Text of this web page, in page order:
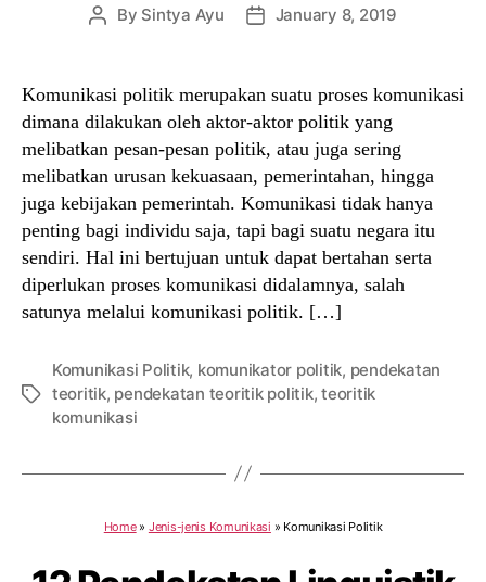
Post
By Sintya Ayu
PostJanuary 8, 2019
Komunikasi politik merupakan suatu proses komunikasi
dimana dilakukan oleh aktor-aktor politik yang
melibatkan pesan-pesan politik, atau juga sering
melibatkan urusan kekuasaan, pemerintahan, hingga
juga kebijakan pemerintah. Komunikasi tidak hanya
penting bagi individu saja, tapi bagi suatu negara itu
sendiri. Hal ini bertujuan untuk dapat bertahan serta
diperlukan proses komunikasi didalamnya, salah
satunya melalui komunikasi politik. […]
Tags
Komunikasi Politik, komunikator politik, pendekatan
teoritik, pendekatan teoritik politik,teoritik
komunikasi
Home» Jenis-jenis Komunikasi » Komunikasi Politik